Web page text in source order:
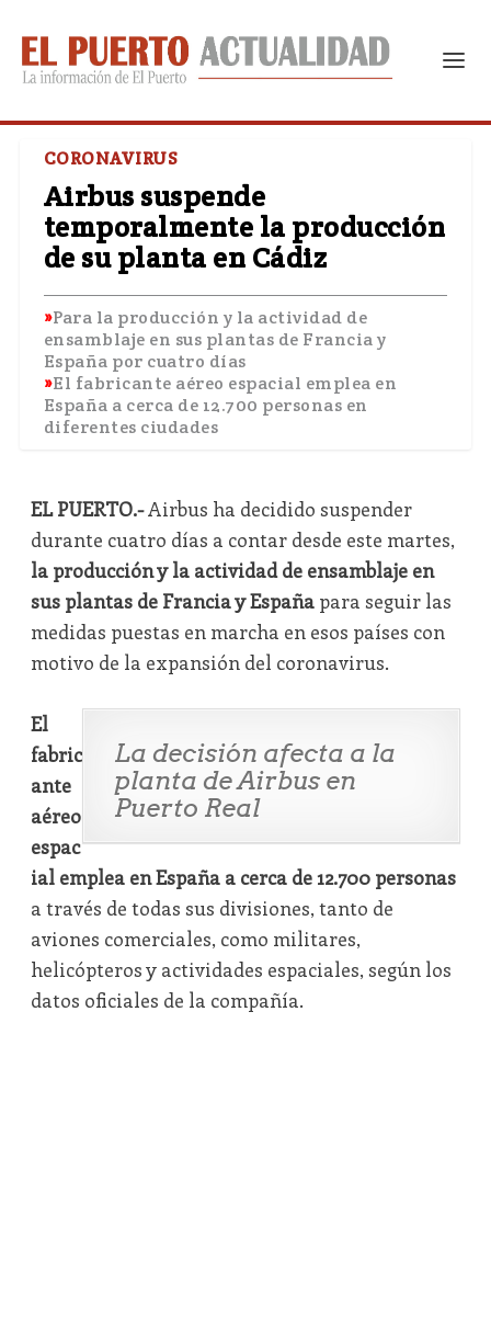
CORONAVIRUS
Airbus suspende
temporalmente la producción
de su planta en Cádiz
Para la producción y la actividad de
ensamblaje en sus plantas de Francia y
España por cuatro días
El fabricante aéreo espacial emplea en
España a cerca de 12.700 personas en
diferentes ciudades
EL PUERTO.-Airbus ha decidido suspender
durante cuatro días a contar desde este martes,
la producción y la actividad de ensamblaje en
sus plantas de Francia y Españapara seguir las
medidas puestas en marcha en esos países con
motivo de la expansión del coronavirus.
La decisión afecta a la
planta de Airbus en
Puerto Real
El
fabric
ante
aéreo
espac
ial emplea en España a cerca de 12.700 personas
a través de todas sus divisiones, tanto de
aviones comerciales, como militares,
helicópteros y actividades espaciales, según los
datos oficiales de la compañía.